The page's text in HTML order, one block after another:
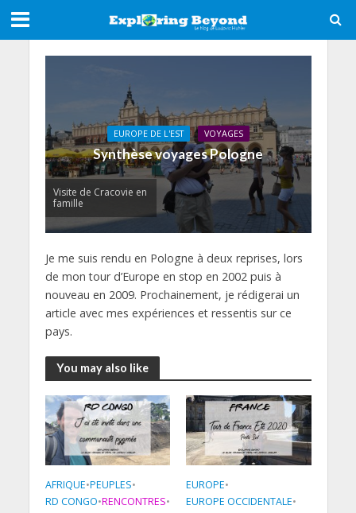
EUROPE DE L'EST VOYAGES
Synthèse voyages Pologne
Visite de Cracovie en
famille
Je me suis rendu en Pologne à deux reprises, lors
de mon tour d’Europe en stop en 2002 puis à
nouveau en 2009. Prochainement, je rédigerai un
article avec mes expériences et ressentis sur ce
pays.
You may also like
AFRIQUE•PEUPLES•
RD CONGO•RENCONTRES•
EUROPE•
EUROPE OCCIDENTALE•